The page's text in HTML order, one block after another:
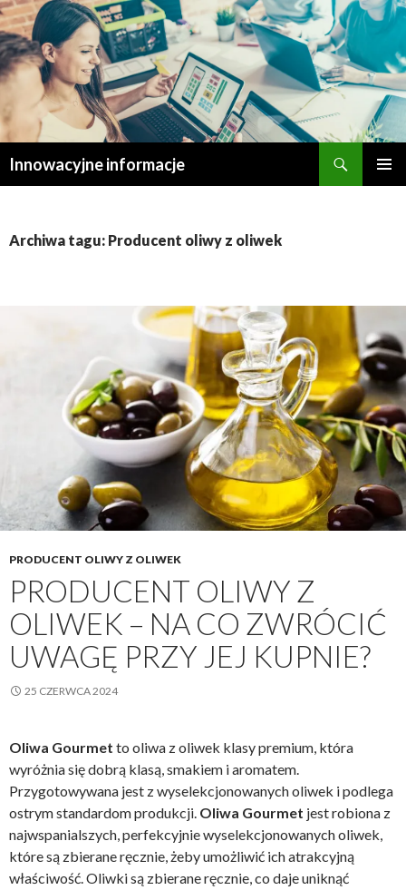
Innowacyjne informacje
Archiwa tagu: Producent oliwy z oliwek
PRODUCENT OLIWY Z OLIWEK
PRODUCENT OLIWY Z
OLIWEK – NA CO ZWRÓCIĆ
UWAGĘ PRZY JEJ KUPNIE?
25 CZERWCA 2024
Oliwa Gourmet to oliwa z oliwek klasy premium, która
wyróżnia się dobrą klasą, smakiem i aromatem.
Przygotowywana jest z wyselekcjonowanych oliwek i podlega
ostrym standardom produkcji. Oliwa Gourmet jest robiona z
najwspanialszych, perfekcyjnie wyselekcjonowanych oliwek,
które są zbierane ręcznie, żeby umożliwić ich atrakcyjną
właściwość. Oliwki są zbierane ręcznie, co daje uniknąć